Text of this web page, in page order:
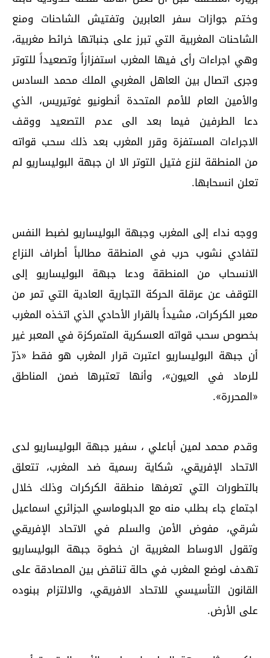
وختم جوازات سفر العابرين وتفتيش الشاحنات ومنع
الشاحنات المغربية التي تبرز على جنباتها خرائط مغربية،
وهي اجراءات رأى فيها المغرب استفزازاً وتصعيداً للتوتر
وجرى اتصال بين العاهل المغربي الملك محمد السادس
والأمين العام للأمم المتحدة أنطونيو غوتيريس، الذي
دعا الطرفين فيما بعد الى عدم التصعيد ووقف
الاجراءات المستفزة وقرر المغرب بعد ذلك سحب قواته
من المنطقة لنزع فتيل التوتر الا ان جبهة البوليساريو لم
تعلن انسحابها.
ووجه نداء إلى المغرب وجبهة البوليساريو لضبط النفس
لتفادي نشوب حرب في المنطقة مطالباً أطراف النزاع
الانسحاب من المنطقة ودعا جبهة البوليساريو إلى
التوقف عن عرقلة الحركة التجارية العادية التي تمر من
معبر الكركرات، مشيداً بالقرار الأحادي الذي اتخذه المغرب
بخصوص سحب قواته العسكرية المتمركزة في المعبر غير
أن جبهة البوليساريو اعتبرت قرار المغرب هو فقط «ذرّ
للرماد في العيون»، وأنها تعتبرها ضمن المناطق
«المحررة».
وقدم محمد لمين أباعلي ، سفير جبهة البوليساريو لدى
الاتحاد الإفريقي، شكاية رسمية ضد المغرب، تتعلق
بالتطورات التي تعرفها منطقة الكركرات وذلك خلال
اجتماع جاء بطلب منه مع الدبلوماسي الجزائري اسماعيل
شرقي، مفوض الأمن والسلم في الاتحاد الإفريقي
وتقول الاوساط المغربية ان خطوة جبهة البوليساريو
تهدف لوضع المغرب في حالة تناقض بين المصادقة على
القانون التأسيسي للاتحاد الافريقي، والالتزام ببنوده
على الأرض.